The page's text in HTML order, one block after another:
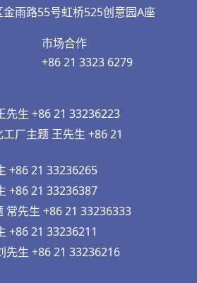
雨路55号虹桥525创意园A座
市场合作
+86 21 3323 6279
先生 +86 21 33236223
厂主题 王先生 +86 21
+86 21 33236265
+86 21 33236387
常先生 +86 21 33236333
+86 21 33236211
先生 +86 21 33236216